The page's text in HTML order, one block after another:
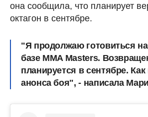
она сообщила, что планирует
октагон в сентябре.
"Я продолжаю готовиться
базе MMA Masters.
планируется в сентябре.
анонса боя", - написала